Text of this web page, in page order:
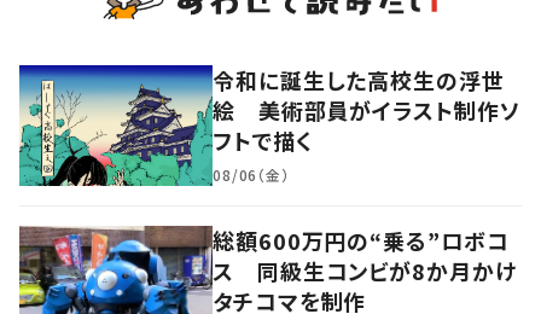
令和に誕生した高校生の浮世
絵 美術部員がイラスト制作ソ
フトで描く
08/06（金）
総額600万円の“乗る”ロボコ
ス 同級生コンビが8か月かけ
タチコマを制作